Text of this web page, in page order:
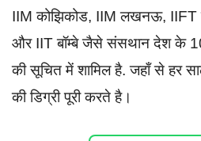
IIM कोझिकोड, IIM लखनऊ, IIFT
और IIT बॉम्बे जैसे संसथान देश के
की सूचित में शामिल है. जहाँ से हर
की डिग्री पूरी करते है।